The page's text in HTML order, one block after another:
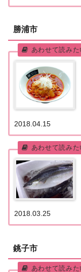
勝浦市
2018.04.15
2018.03.25
銚子市